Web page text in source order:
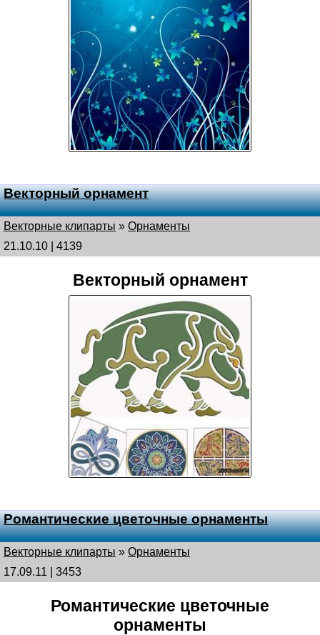
Векторный орнамент
Векторные клипарты » Орнаменты
21.10.10 | 4139
Векторный орнамент
Романтические цветочные орнаменты
Векторные клипарты » Орнаменты
17.09.11 | 3453
Романтические цветочные
орнаменты